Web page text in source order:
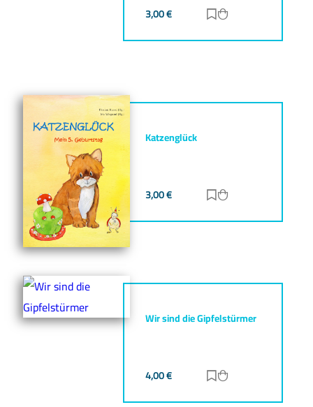
3,00€ Zur Merkliste
Katzenglück
3,00€ Zur Merkliste
Wir sind die Gipfelstürmer
4,00€ Zur Merkliste